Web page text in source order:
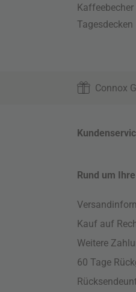
Kaffeebecher
Tagesdecken
Connox
Rund um
Kauf auf
Weitere
60 Tage